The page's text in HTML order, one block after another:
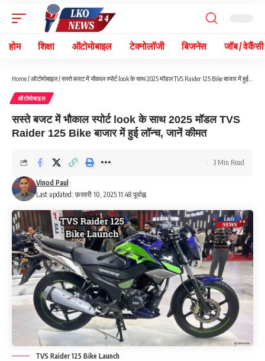
होम शिक्षा ऑटोमोबाइल टेक्नोलॉजी बिजनेस जॉब / वेकैंसी
Home/ऑटोमोबाइल/सस्ते बजट में भौकाल स्पोर्ट look के साथ 2025 मॉडल TVS Raider 125 Bike बाजार में हुई लॉन्च, जानें कीमत
ऑटोमोबाइल
सस्ते बजट में भौकाल स्पोर्ट look के साथ 2025 मॉडल TVS
Raider 125 Bike बाजार में हुई लॉन्च, जानें कीमत
Last updated: फ़रवरी 10, 2025 11:48 पूर्वाह्न
Vinod Paul
3 Min Read
TVS Raider 125 Bike Launch